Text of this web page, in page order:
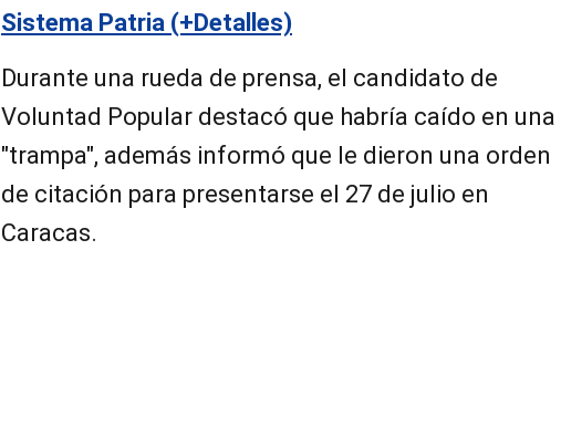
Sistema Patria (+Detalles)
Durante una rueda de prensa, el candidato de
Voluntad Popular destacó que habría caído en una
"trampa", además informó que le dieron una orden
de citación para presentarse el 27 de julio en
Caracas.